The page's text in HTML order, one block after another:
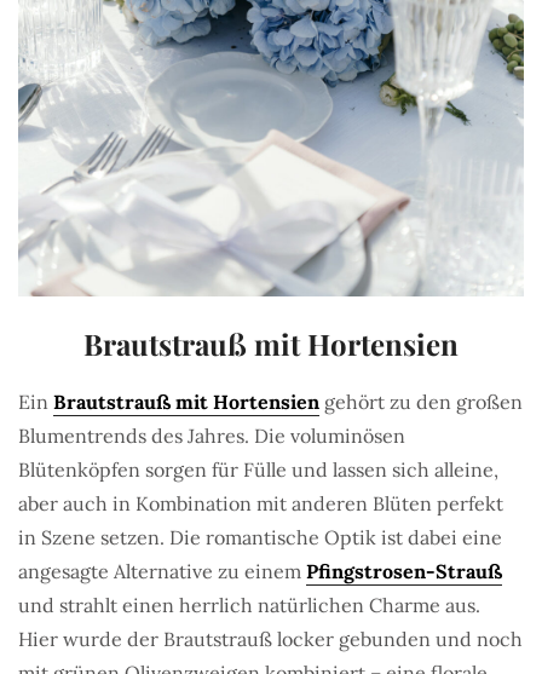
Brautstrauß mit Hortensien
Ein Brautstrauß mit Hortensien gehört zu den großen
Blumentrends des Jahres. Die voluminösen
Blütenköpfen sorgen für Fülle und lassen sich alleine,
aber auch in Kombination mit anderen Blüten perfekt
in Szene setzen. Die romantische Optik ist dabei eine
angesagte Alternative zu einem Pfingstrosen-Strauß
und strahlt einen herrlich natürlichen Charme aus.
Hier wurde der Brautstrauß locker gebunden und noch